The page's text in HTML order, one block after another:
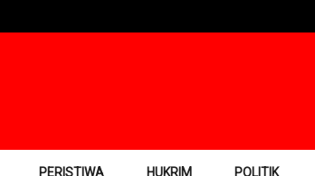
PERISTIWA HUKRIM POLITIK